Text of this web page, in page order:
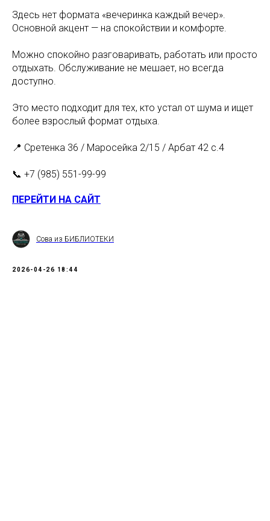
Здесь нет формата «вечеринка каждый вечер».
Основной акцент — на спокойствии и комфорте.
Можно спокойно разговаривать, работать или просто
отдыхать. Обслуживание не мешает, но всегда
доступно.
Это место подходит для тех, кто устал от шума и ищет
более взрослый формат отдыха.
📍 Сретенка 36 / Маросейка 2/15 / Арбат 42 с.4
📞 +7 (985) 551-99-99
ПЕРЕЙТИ НА САЙТ
Сова из БИБЛИОТЕКИ
2026-04-26 18:44